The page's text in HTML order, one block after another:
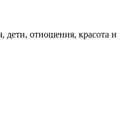
дети, отношения, красота и